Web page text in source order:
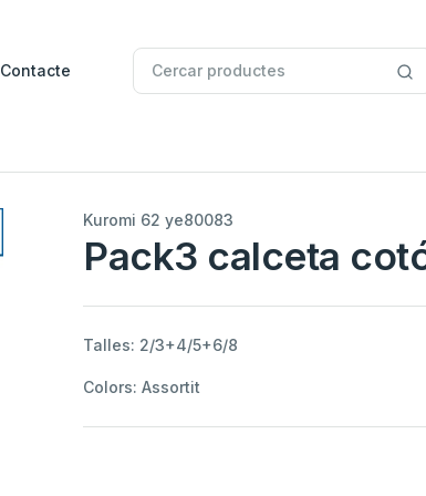
Contacte
Kuromi 62 ye80083
Pack3 calceta
Talles: 2/3+4/5+6/8
Colors: Assortit